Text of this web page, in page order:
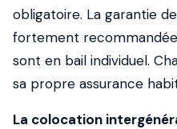
obligatoire. La garantie
fortement
sont en bail individuel.
sa propre assurance
La colocation